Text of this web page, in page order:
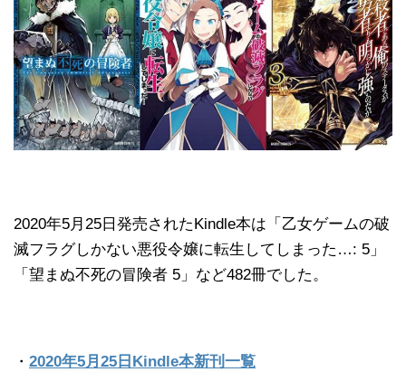
2020年5月25日発売されたKindle本は「乙女ゲームの破
滅フラグしかない悪役令嬢に転生してしまった…: 5」
「望まぬ不死の冒険者 5」など482冊でした。
・ 2020年5月25日Kindle本新刊一覧